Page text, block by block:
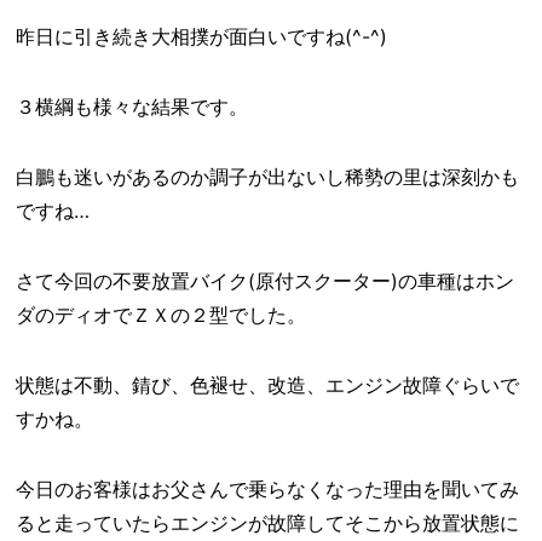
昨日に引き続き大相撲が面白いですね(^-^)
３横綱も様々な結果です。
白鵬も迷いがあるのか調子が出ないし稀勢の里は深刻かも
ですね…
さて今回の不要放置バイク(原付スクーター)の車種はホン
ダのディオでＺＸの２型でした。
状態は不動、錆び、色褪せ、改造、エンジン故障ぐらいで
すかね。
今日のお客様はお父さんで乗らなくなった理由を聞いてみ
ると走っていたらエンジンが故障してそこから放置状態に